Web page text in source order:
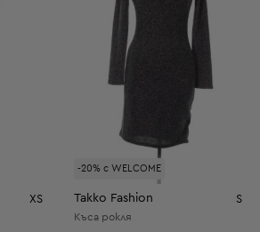
XS
-20% с WELCOME
Takko Fashion S
Къса рокля